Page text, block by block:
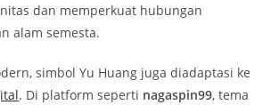
dan memperkuat hubungan
alam semesta.
simbol Yu Huang juga diadaptasi ke
. Di platform seperti nagaspin99, tema